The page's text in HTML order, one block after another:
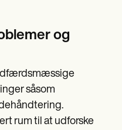
og
såsom
rum til at udforske